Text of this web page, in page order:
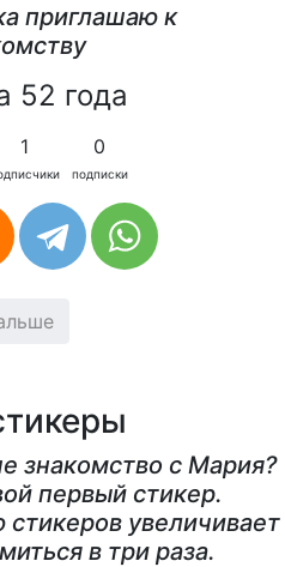
приглашаю к
52 года
1 0
подписки
знакомство с Мария?
первый стикер.
увеличивает
в три раза.